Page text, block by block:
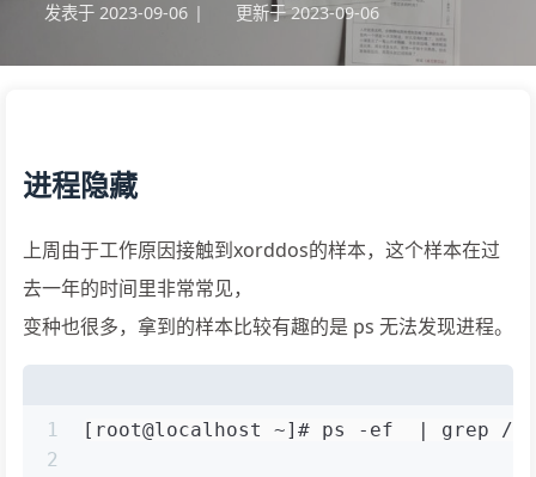
发表于 2023-09-06 | 更新于 2023-09-06
进程隐藏
上周由于工作原因接触到xorddos的样本，这个样本在过
去一年的时间里非常常见，
变种也很多，拿到的样本比较有趣的是 ps 无法发现进程。
1
2
[root@localhost ~]# ps -ef  | grep /